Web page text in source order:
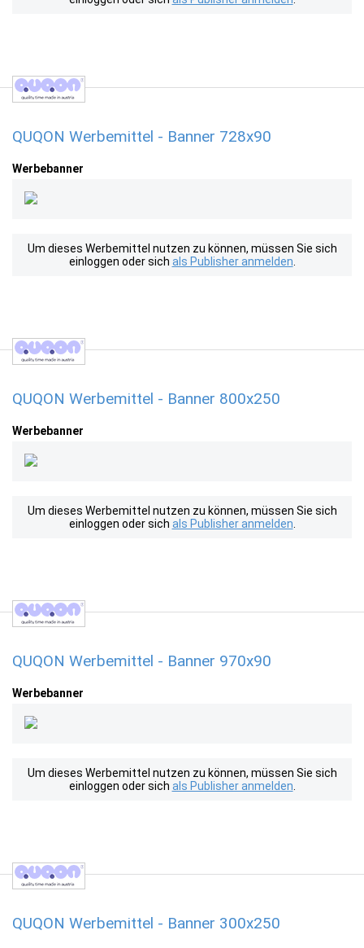
QUQON Werbemittel - Banner 728x90
Werbebanner
Um dieses Werbemittel nutzen zu können, müssen Sie sich
einloggen oder sich als Publisher anmelden
QUQON Werbemittel - Banner 800x250
Werbebanner
Um dieses Werbemittel nutzen zu können, müssen Sie sich
einloggen oder sich als Publisher anmelden
QUQON Werbemittel - Banner 970x90
Werbebanner
Um dieses Werbemittel nutzen zu können, müssen Sie sich
einloggen oder sich als Publisher anmelden
QUQON Werbemittel - Banner 300x250